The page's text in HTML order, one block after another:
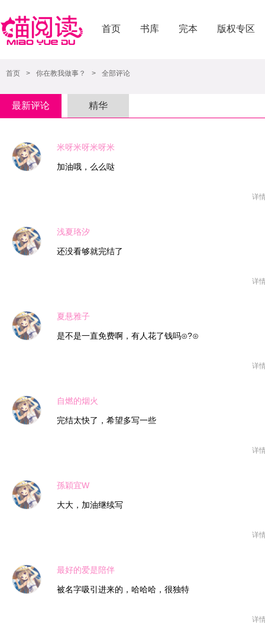
首页 书库 完本 版权专区
首页 > 你在教我做事？ > 全部评论
最新评论 精华
米呀米呀米呀米
加油哦，么么哒
详
浅夏珞汐
还没看够就完结了
详
夏悬雅子
是不是一直免费啊，有人花了钱吗⊙?⊙
详
自燃的烟火
完结太快了，希望多写一些
详
孫穎宜W
大大，加油继续写
详
最好的爱是陪伴
被名字吸引进来的，哈哈哈，很独特
详